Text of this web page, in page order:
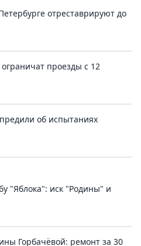
отреставрируют до
проезды с 12
об испытаниях
"Яблока": иск "Родины" и
Горбачёвой: ремонт за 30